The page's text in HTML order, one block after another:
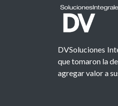
DVSoluciones
que tomaron la
agregar valor a